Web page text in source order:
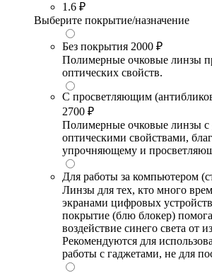
1.6 ₽
Выберите покрытие/назначение
Без покрытия 2000 ₽
Полимерные очковые линзы
оптических свойств.
С просветляющим
2700 ₽
Полимерные очковые линзы
оптическими свойствами,
упрочняющему и
Для работы за компьютером
Линзы для тех, кто много
экранами цифровых
покрытие (блю блокер)
воздействие синего света от
Рекомендуются для
работы с гаджетами, не для